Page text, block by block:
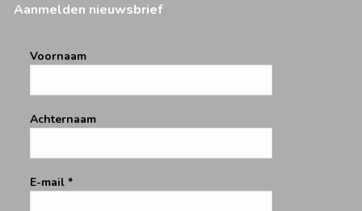
Aanmelden nieuwsbrief
Voornaam
Achternaam
E-mail *